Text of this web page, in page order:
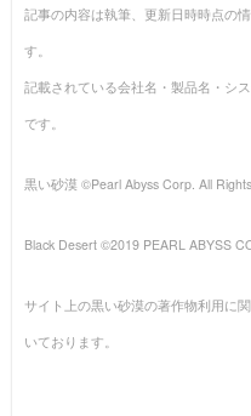
記事の内容は執筆、更新日時時点の
す。
記載されている会社名・製品名・シ
です。
黒い砂漠 ©Pearl Abyss Corp. All
Black Desert ©2019 PEARL ABYSS
サイト上の黒い砂漠の著作物利用に
いております。